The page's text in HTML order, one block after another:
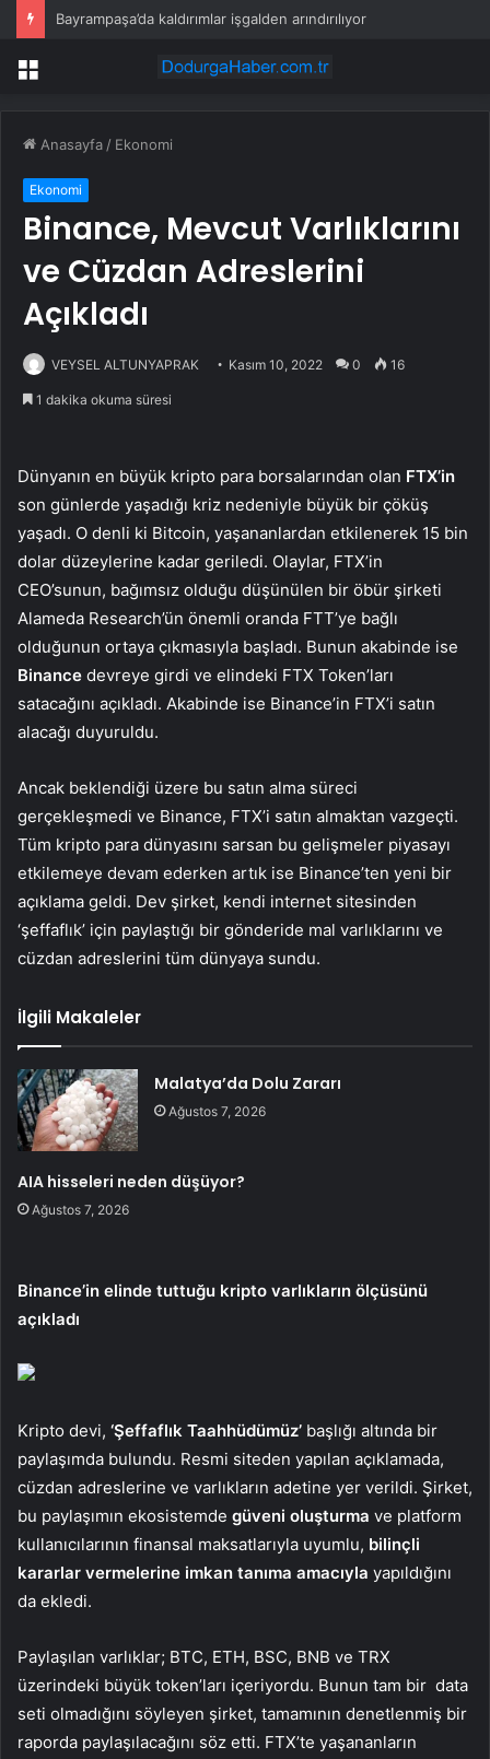
Av sezonu 18 Ağustos’ta açılacak
Menü
Anasayfa / Ekonomi
Ekonomi
Binance, Mevcut Varlıklarını
ve Cüzdan Adreslerini
Açıkladı
VEYSEL ALTUNYAPRAK Kasım 10, 2022 0 16
1 dakika okuma süresi
Dünyanın en büyük kripto para borsalarından olan FTX’in
son günlerde yaşadığı kriz nedeniyle büyük bir çöküş
yaşadı. O denli ki Bitcoin, yaşananlardan etkilenerek 15 bin
dolar düzeylerine kadar geriledi. Olaylar, FTX’in
CEO’sunun, bağımsız olduğu düşünülen bir öbür şirketi
Alameda Research’ün önemli oranda FTT’ye bağlı
olduğunun ortaya çıkmasıyla başladı. Bunun akabinde ise
Binance devreye girdi ve elindeki FTX Token’ları
satacağını açıkladı. Akabinde ise Binance’in FTX’i satın
alacağı duyuruldu.
Ancak beklendiği üzere bu satın alma süreci
gerçekleşmedi ve Binance, FTX’i satın almaktan vazgeçti.
Tüm kripto para dünyasını sarsan bu gelişmeler piyasayı
etkilemeye devam ederken artık ise Binance’ten yeni bir
açıklama geldi. Dev şirket, kendi internet sitesinden
‘şeffaflık’ için paylaştığı bir gönderide mal varlıklarını ve
cüzdan adreslerini tüm dünyaya sundu.
İlgili Makaleler
Malatya’da Dolu Zararı
Ağustos 7, 2026
AIA hisseleri neden düşüyor?
Ağustos 7, 2026
Binance’in elinde tuttuğu kripto varlıkların ölçüsünü
açıkladı
Kripto devi, ‘Şeffaflık Taahhüdümüz’ başlığı altında bir
paylaşımda bulundu. Resmi siteden yapılan açıklamada,
cüzdan adreslerine ve varlıkların adetine yer verildi. Şirket,
bu paylaşımın ekosistemde güveni oluşturma ve platform
kullanıcılarının finansal maksatlarıyla uyumlu, bilinçli
kararlar vermelerine imkan tanıma amacıyla yapıldığını
da ekledi.
Paylaşılan varlıklar; BTC, ETH, BSC, BNB ve TRX
üzerindeki büyük token’ları içeriyordu. Bunun tam bir data
seti olmadığını söyleyen şirket, tamamının denetlenmiş bir
raporda paylaşılacağını söz etti. FTX’te yaşananların